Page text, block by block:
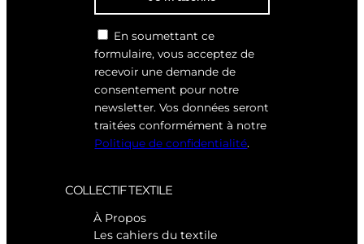
En soumettant ce
formulaire, vous acceptez de
recevoir une demande de
consentement pour notre
newsletter. Vos données seront
traitées conformément à notre
Politique de confidentialité.
COLLECTIF TEXTILE
À Propos
Les cahiers du textile